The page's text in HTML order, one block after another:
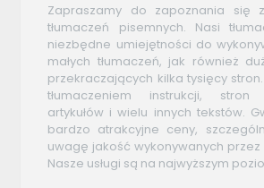
Zapraszamy do zapoznania się
tłumaczeń pisemnych. Nasi
niezbędne umiejętności do
małych tłumaczeń, jak również
przekraczających kilka tysięcy
tłumaczeniem instrukcji, stron
artykułów i wielu innych tekstów.
bardzo atrakcyjne ceny,
uwagę jakość wykonywanych przez
Nasze usługi są na najwyższym